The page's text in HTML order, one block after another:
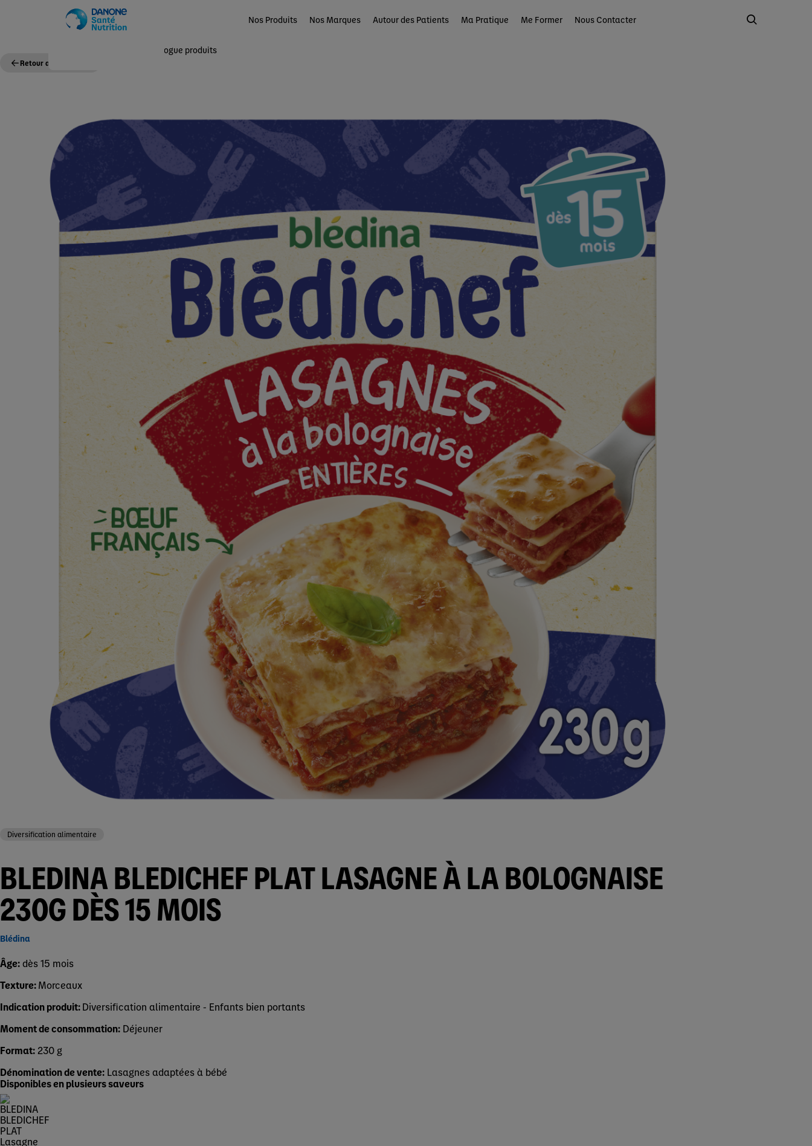
Nos Produits Nos Marques Autour des Patients Ma Pratique Me Former Nous Contacter
Catalogue produits
Retour au catalogue
Diversification alimentaire
BLEDINA BLEDICHEF PLAT LASAGNE À LA BOLOGNAISE
230G DÈS 15 MOIS
Blédina
Âge:dès 15 mois
Texture:Morceaux
Indication produit:Diversification alimentaire - Enfants bien portants
Moment de consommation: Déjeuner
Format: 230 g
Dénomination de vente: Lasagnes adaptées à bébé
Disponibles en plusieurs saveurs